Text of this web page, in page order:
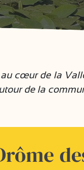
cœur de la
de la